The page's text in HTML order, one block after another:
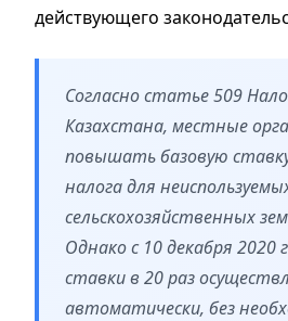
действующего
Согласно статье 509
Казахстана, местные
повышать базовую
налога для
сельскохозяйственных
Однако с 10 декабря 2020
ставки в 20 раз
автоматически, без